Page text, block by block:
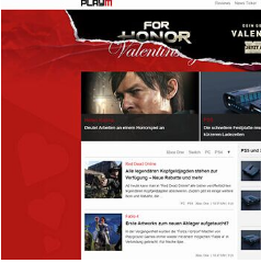
For Honor Online-
für Werkmeister &
Werbekampagne
Gaming